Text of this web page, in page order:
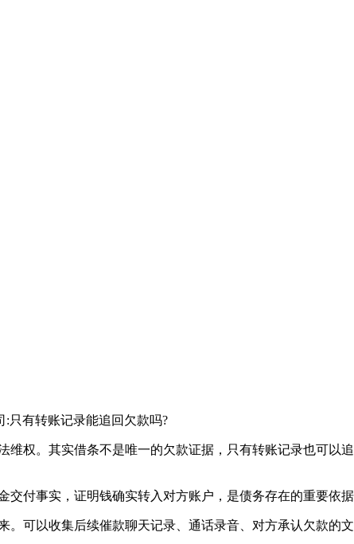
。其实借条不是唯一的欠款证据，只有转账记录也可以
事实，证明钱确实转入对方账户，是债务存在的重要依据
以收集后续催款聊天记录、通话录音、对方承认欠款的